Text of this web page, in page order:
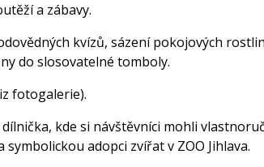
a zábavy.
kvízů, sázení pokojových
do slosovatelné tomboly.
fotogalerie).
kde si návštěvníci mohli
adopci zvířat v ZOO Jihlava.